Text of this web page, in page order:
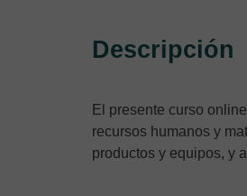
Descripción
El presente curso
recursos humanos y
productos y equipos, y